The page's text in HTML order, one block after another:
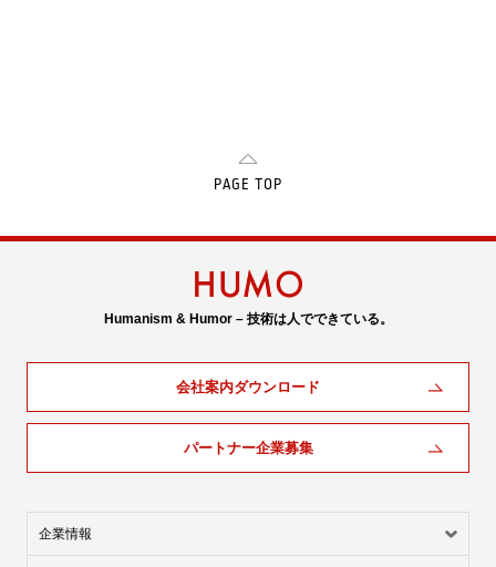
PAGE TOP
Humanism & Humor – 技術は人でできている。
会社案内ダウンロード
パートナー企業募集
企業情報